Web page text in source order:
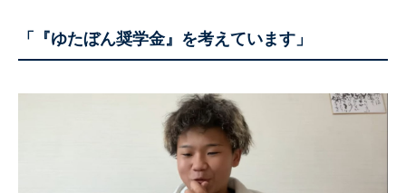
「『ゆたぼん奨学金』を考えています」